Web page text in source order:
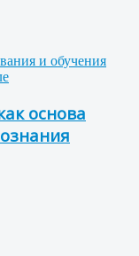
и обучения
основа